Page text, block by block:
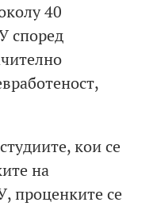
40
според
кои се
на
проценките се